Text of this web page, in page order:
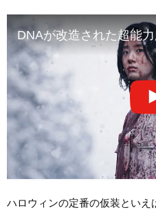
DNAが改造された超能
ハロウィンの定番の仮装といえ